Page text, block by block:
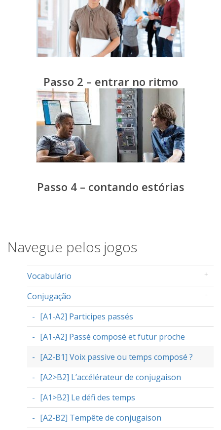
Passo 2 – entrar no ritmo
Passo 4 – contando estórias
Navegue pelos jogos
Vocabulário
Conjugação
[A1-A2] Participes passés
[A1-A2] Passé composé et futur proche
[A2-B1] Voix passive ou temps composé ?
[A2>B2] L’accélérateur de conjugaison
[A1>B2] Le défi des temps
[A2-B2] Tempête de conjugaison